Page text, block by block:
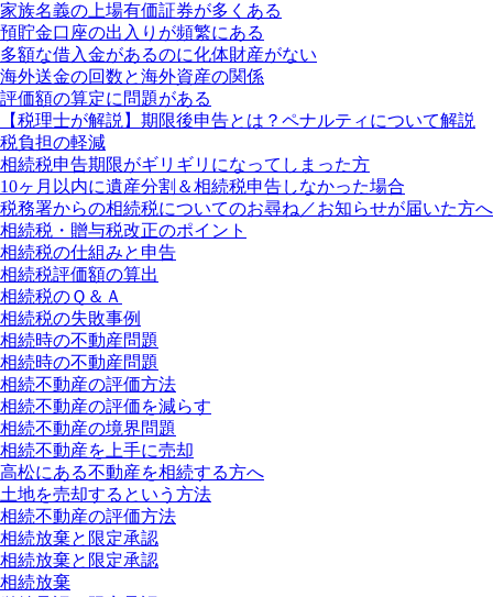
家族名義の上場有価証券が多くある
預貯金口座の出入りが頻繁にある
多額な借入金があるのに化体財産がない
海外送金の回数と海外資産の関係
評価額の算定に問題がある
【税理士が解説】期限後申告とは？ペナルティについて解説
税負担の軽減
相続税申告期限がギリギリになってしまった方
10ヶ月以内に遺産分割＆相続税申告しなかった場合
税務署からの相続税についてのお尋ね／お知らせが届いた方へ
相続税・贈与税改正のポイント
相続税の仕組みと申告
相続税評価額の算出
相続税のＱ＆Ａ
相続税の失敗事例
相続時の不動産問題
相続時の不動産問題
相続不動産の評価方法
相続不動産の評価を減らす
相続不動産の境界問題
相続不動産を上手に売却
高松にある不動産を相続する方へ
土地を売却するという方法
相続不動産の評価方法
相続放棄と限定承認
相続放棄と限定承認
相続放棄